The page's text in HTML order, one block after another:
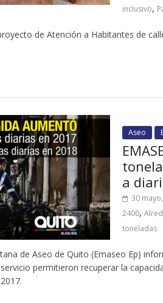
inclusivo,
de Atención a Habitantes de
Aseo
a
30
2400,
toneladas
de Aseo de Quito (Emaseo Ep)
permitieron recuperar la